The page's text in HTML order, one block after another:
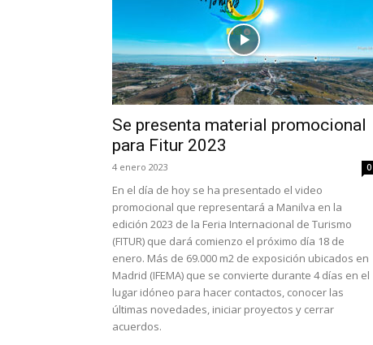
Se presenta material promocional
para Fitur 2023
4 enero 2023 0
En el día de hoy se ha presentado el video
promocional que representará a Manilva en la
edición 2023 de la Feria Internacional de Turismo
(FITUR) que dará comienzo el próximo día 18 de
enero. Más de 69.000 m2 de exposición ubicados en
Madrid (IFEMA) que se convierte durante 4 días en el
lugar idóneo para hacer contactos, conocer las
últimas novedades, iniciar proyectos y cerrar
acuerdos.